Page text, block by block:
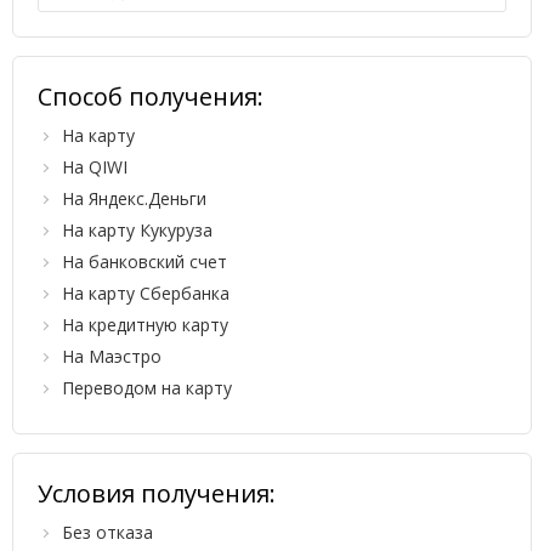
Способ получения:
На карту
На QIWI
На Яндекс.Деньги
На карту Кукуруза
На банковский счет
На карту Сбербанка
На кредитную карту
На Маэстро
Переводом на карту
Условия получения:
Без отказа